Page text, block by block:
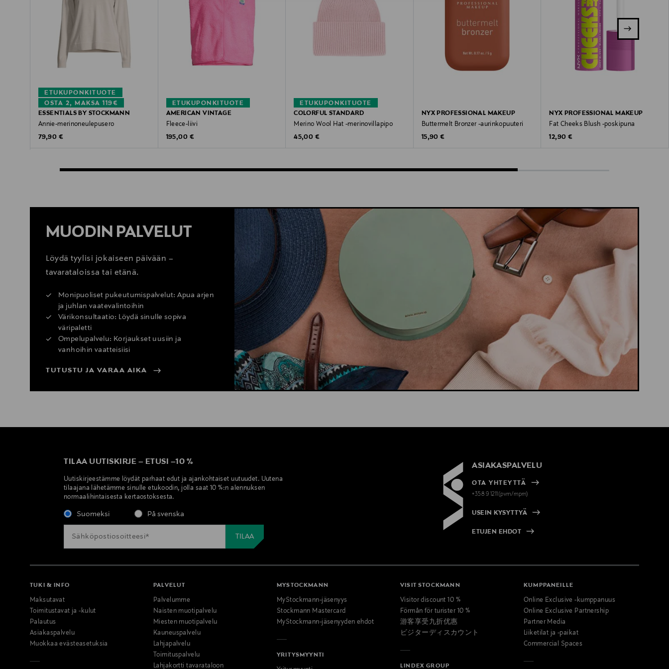
OSTA 2, MAKSA 119€
ETUKUPONKITUOTE
ESSENTIALS BY STOCKMANN
Annie-merinoneulepusero
Original Price
79,90 €
ETUKUPONKITUOTE
AMERICAN VINTAGE
Fleece-liivi
Original Price
195,00 €
ETUKUPONKITUOTE
COLORFUL STANDARD
Merino Wool Hat -merinovillapipo
Original Price
45,00 €
NYX PROFESSIONAL MAKEUP
Buttermelt Bronzer -aurinkopuuteri
Original Price
15,90 €
NYX PROFESSIONAL MAKEUP
Fat Cheeks Blush -poskipuna
Original Price
12,90 €
MUODIN PALVELUT
Löydä tyylisi jokaiseen päivään –
tavarataloissa tai etänä.
Monipuoliset pukeutumispalvelut: Apua arjen
ja juhlan vaatevalintoihin
Värikonsultaatio: Löydä sinulle sopiva
väripaletti
Ompelupalvelu: Korjaukset uusiin ja
vanhoihin vaatteisiisi
TUTUSTU JA VARAA AIKA
TILAA UUTISKIRJE – ETUSI –10 %
Uutiskirjeestämme löydät parhaat edut ja ajankohtaiset uutuudet. Uutena
tilaajana lähetämme sinulle etukoodin, jolla saat 10 %:n alennuksen
normaalihintaisesta kertaostoksesta.
Suomeksi På svenska
ASIAKASPALVELU
OTA YHTEYTTÄ
+358 9 1211(pvm/mpm)
USEIN KYSYTTYÄ
ETUJEN EHDOT
TUKI & INFO
Maksutavat
Toimitustavat ja -kulut
Palautus
Asiakaspalvelu
Muokkaa evästeasetuksia
PALVELUT
Palvelumme
Naisten muotipalvelu
Miesten muotipalvelu
Kauneuspalvelu
Lahjapalvelu
Toimituspalvelu
Lahjakortti tavarataloon
MYSTOCKMANN
MyStockmann-jäsenyys
Stockmann Mastercard
MyStockmann-jäsenyyden ehdot
YRITYSMYYNTI
VISIT STOCKMANN
Visitor discount 10 %
Förmån för turister 10 %
游客享受九折优惠
ビジターディスカウント
LINDEX GROUP
KUMPPANEILLE
Online Exclusive -kumppanuus
Online Exclusive Partnership
Partner Media
Liiketilat ja -paikat
Commercial Spaces